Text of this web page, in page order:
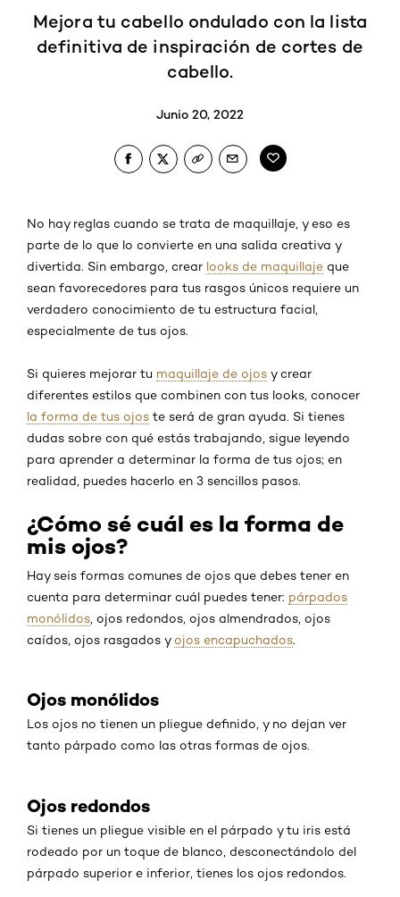
Mejora tu cabello ondulado con la lista
definitiva de inspiración de cortes de
cabello.
Junio 20, 2022
No hay reglas cuando se trata de maquillaje, y eso es
parte de lo que lo convierte en una salida creativa y
divertida. Sin embargo, crear looks de maquillaje que
sean favorecedores para tus rasgos únicos requiere un
verdadero conocimiento de tu estructura facial,
especialmente de tus ojos.
Si quieres mejorar tu maquillaje de ojos y crear
diferentes estilos que combinen con tus looks, conocer
la forma de tus ojos te será de gran ayuda. Si tienes
dudas sobre con qué estás trabajando, sigue leyendo
para aprender a determinar la forma de tus ojos; en
realidad, puedes hacerlo en 3 sencillos pasos.
¿Cómo sé cuál es la forma de
mis ojos?
Hay seis formas comunes de ojos que debes tener en
cuenta para determinar cuál puedes tener: párpados
monólidos , ojos redondos, ojos almendrados, ojos
caídos, ojos rasgados yojos encapuchados.
Ojos monólidos
Los ojos no tienen un pliegue definido, y no dejan ver
tanto párpado como las otras formas de ojos.
Ojos redondos
Si tienes un pliegue visible en el párpado y tu iris está
rodeado por un toque de blanco, desconectándolo del
párpado superior e inferior, tienes los ojos redondos.